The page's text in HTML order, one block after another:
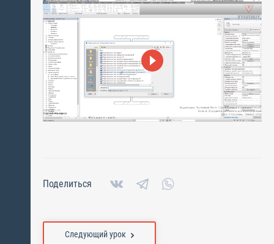
Поделиться
Следующий урок